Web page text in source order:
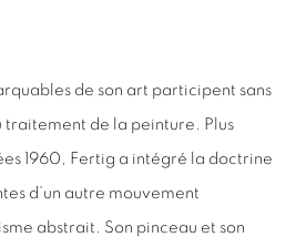
de son art participent sans
traitement de la peinture. Plus
1960, Fertig a intégré la doctrine
d’un autre mouvement
abstrait. Son pinceau et son